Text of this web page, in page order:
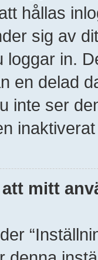
hållas
sig av
loggar in.
en delad
inte ser
mitt